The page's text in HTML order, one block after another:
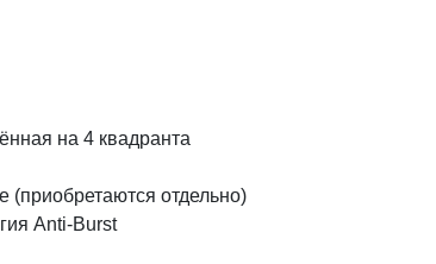
на 4 квадранта
(приобретаются отдельно)
Anti-Burst